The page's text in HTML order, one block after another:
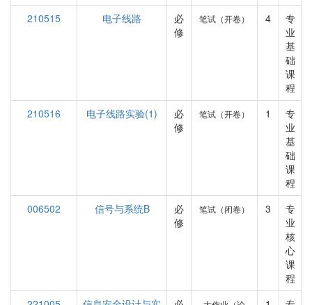
210515
电子线路
必
修
笔试（开卷） 4
专
业
基
础
课
程
210516
电子线路实验(1)
必
修
笔试（开卷） 1
专
业
基
础
课
程
006502
信号与系统B
必
修
笔试（闭卷） 3
专
业
核
心
课
程